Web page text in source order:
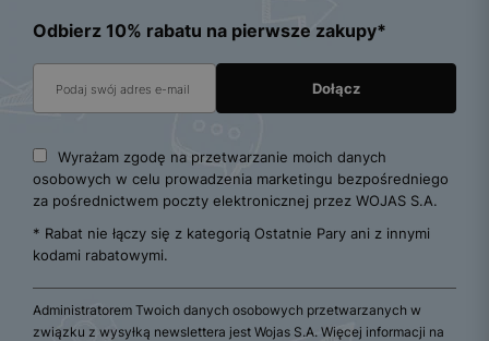
Odbierz 10% rabatu na pierwsze zakupy*
Wyrażam zgodę na przetwarzanie moich danych
osobowych w celu prowadzenia marketingu bezpośredniego
za pośrednictwem poczty elektronicznej przez WOJAS S.A.
* Rabat nie łączy się z kategorią Ostatnie Pary ani z innymi
kodami rabatowymi.
Administratorem Twoich danych osobowych przetwarzanych w
związku z wysyłką newslettera jest Wojas S.A. Więcej informacji na